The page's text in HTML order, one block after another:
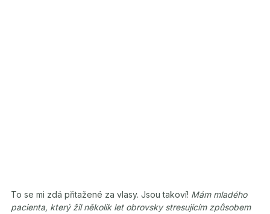
To se mi zdá přitažené za vlasy. Jsou takoví! Mám mladého
pacienta, který žil několik let obrovsky stresujícím způsobem